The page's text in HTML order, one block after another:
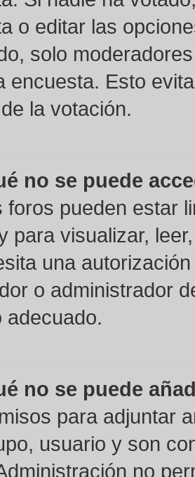
o editar las
solo
encuesta. Esto
la votación.
no se puede
foros pueden estar
para visualizar,
una
o administrador
adecuado.
no se puede
para adjuntar
usuario y son
no